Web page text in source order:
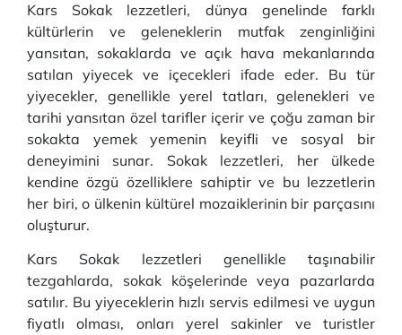
Kars Sokak lezzetleri, dünya genelinde farklı
kültürlerin ve geleneklerin mutfak zenginliğini
yansıtan, sokaklarda ve açık hava mekanlarında
satılan yiyecek ve içecekleri ifade eder. Bu tür
yiyecekler, genellikle yerel tatları, gelenekleri ve
tarihi yansıtan özel tarifler içerir ve çoğu zaman bir
sokakta yemek yemenin keyifli ve sosyal bir
deneyimini sunar. Sokak lezzetleri, her ülkede
kendine özgü özelliklere sahiptir ve bu lezzetlerin
her biri, o ülkenin kültürel mozaiklerinin bir parçasını
oluşturur.
Kars Sokak lezzetleri genellikle taşınabilir
tezgahlarda, sokak köşelerinde veya pazarlarda
satılır. Bu yiyeceklerin hızlı servis edilmesi ve uygun
fiyatlı olması, onları yerel sakinler ve turistler